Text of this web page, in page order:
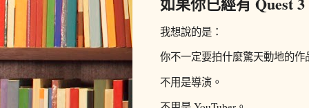
我想說的是：
你不一定要拍什麼驚天動地的作
不用是導演。